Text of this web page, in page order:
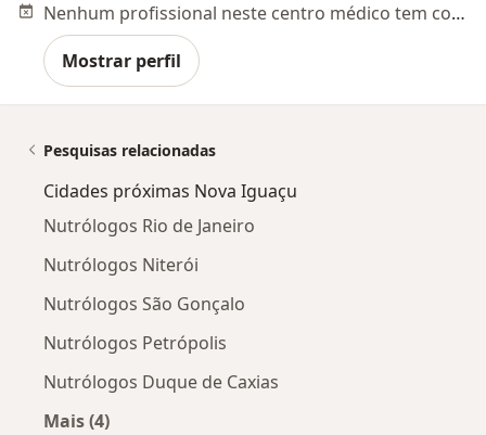
Nenhum profissional neste centro médico tem consultas disponíveis
Mostrar perfil
Pesquisas relacionadas
Cidades próximas Nova Iguaçu
Nutrólogos Rio de Janeiro
Nutrólogos Niterói
Nutrólogos São Gonçalo
Nutrólogos Petrópolis
Nutrólogos Duque de Caxias
Mais (4)